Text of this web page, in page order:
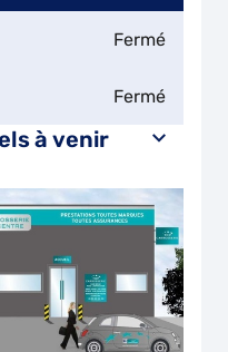
Fermé
Fermé
à venir